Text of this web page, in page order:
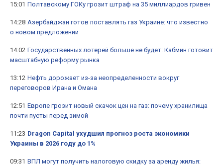
15:01 Полтавскому ГОКу грозит штраф на 35 миллиардов гривен
14:28 Азербайджан готов поставлять газ Украине: что известно
о новом предложении
14:02 Государственных лотерей больше не будет: Кабмин готовит
масштабную реформу рынка
13:12 Нефть дорожает из-за неопределенности вокруг
переговоров Ирана и Омана
12:51 Европе грозит новый скачок цен на газ: почему хранилища
почти пусты перед зимой
11:23 Dragon Capital ухудшил прогноз роста экономики
Украины в 2026 году до 1%
09:31 ВПЛ могут получить налоговую скидку за аренду жилья: